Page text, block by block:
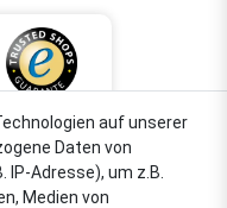
4,88
Sehr gut
auf unserer
Daten von
IP-Adresse), um z.B.
Medien von